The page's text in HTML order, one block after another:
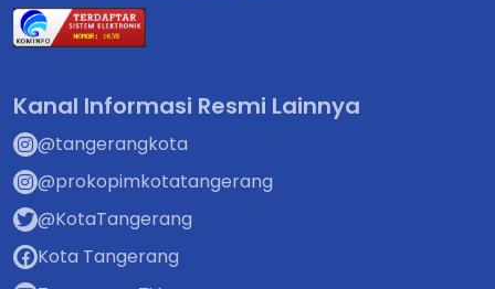
Kanal Informasi Resmi Lainnya
@tangerangkota
@prokopimkotatangerang
@KotaTangerang
Kota Tangerang